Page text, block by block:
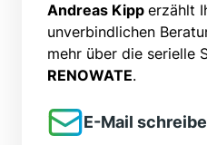
Andreas Kipp erzählt
unverbindlichen
mehr über die serielle
RENOWATE.
E-Mail